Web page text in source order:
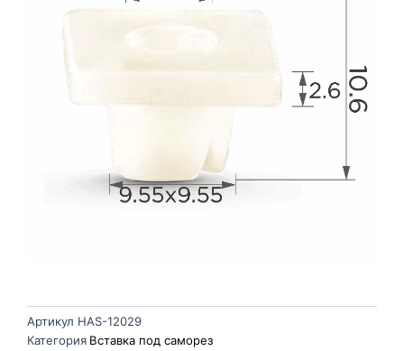
Артикул HAS-12029
Категория Вставка под саморез